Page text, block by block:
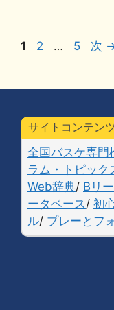
k
ペ
1
ペ
2 …
ペ
5 次
サイトコンテン
全国バスケ専門
ラム・トピック
Web辞典/ Bリ
ータベース/ 初
ル/ プレーとフ